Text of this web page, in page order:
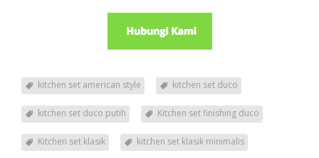
kitchen set american style kitchen set duco
kitchen set duco putih Kitchen set finishing duco
Kitchen set klasik kitchen set klasik minimalis